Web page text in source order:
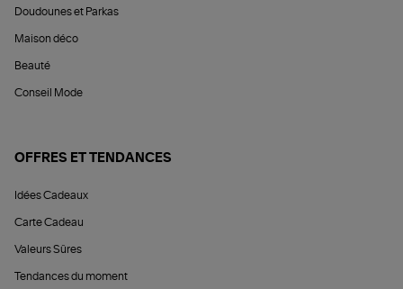
Doudounes et Parkas
Maison déco
Beauté
Conseil Mode
OFFRES ET TENDANCES
Idées Cadeaux
Carte Cadeau
Valeurs Sûres
Tendances du moment